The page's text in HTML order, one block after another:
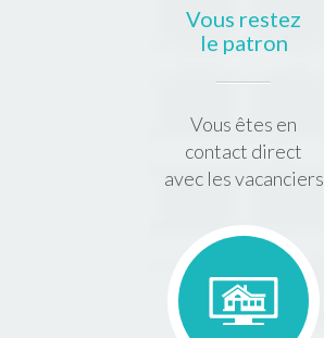
Vous restez
le patron
Vous êtes en
contact direct
avec les vacanciers